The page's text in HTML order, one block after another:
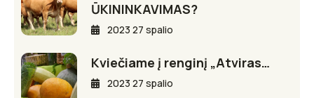
ŪKININKAVIMAS?
2023 27 spalio
Kviečiame į renginį „Atviras…
2023 27 spalio